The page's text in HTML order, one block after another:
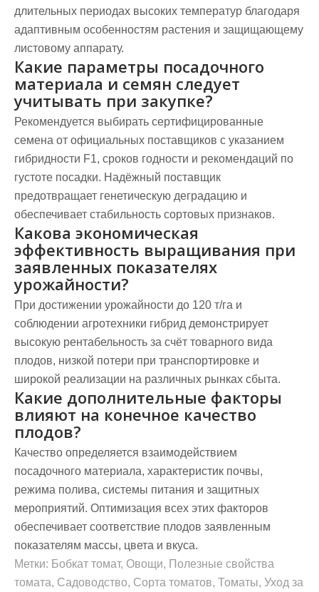
длительных периодах высоких температур благодаря
адаптивным особенностям растения и защищающему
листовому аппарату.
Какие параметры посадочного
материала и семян следует
учитывать при закупке?
Рекомендуется выбирать сертифицированные
семена от официальных поставщиков с указанием
гибридности F1, сроков годности и рекомендаций по
густоте посадки. Надёжный поставщик
предотвращает генетическую деградацию и
обеспечивает стабильность сортовых признаков.
Какова экономическая
эффективность выращивания при
заявленных показателях
урожайности?
При достижении урожайности до 120 т/га и
соблюдении агротехники гибрид демонстрирует
высокую рентабельность за счёт товарного вида
плодов, низкой потери при транспортировке и
широкой реализации на различных рынках сбыта.
Какие дополнительные факторы
влияют на конечное качество
плодов?
Качество определяется взаимодействием
посадочного материала, характеристик почвы,
режима полива, системы питания и защитных
мероприятий. Оптимизация всех этих факторов
обеспечивает соответствие плодов заявленным
показателям массы, цвета и вкуса.
Метки: Бобкат томат, Овощи, Полезные свойства
томата, Садоводство, Сорта томатов, Томаты, Уход за